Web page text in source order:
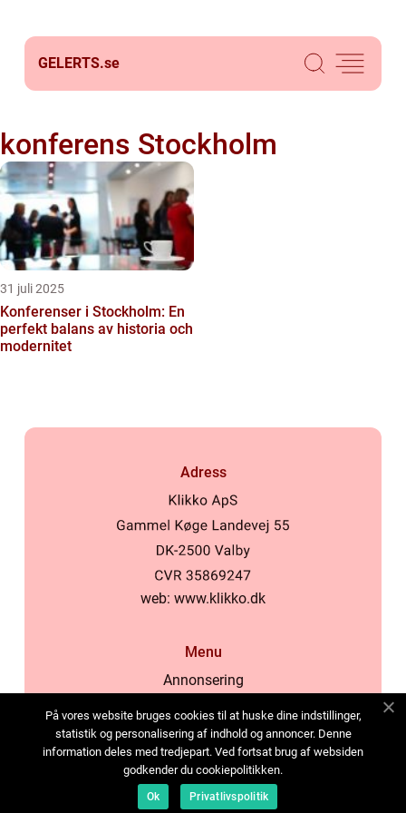
GELERTS.se
konferens Stockholm
31 juli 2025
Konferenser i Stockholm: En
perfekt balans av historia och
modernitet
Adress
web: www.klikko.dk
Menu
Annonsering
Cookies
Kontakta oss
Sitemap
På vores website bruges cookies til at huske dine indstillinger,
statistik og personalisering af indhold og annoncer. Denne
information deles med tredjepart. Ved fortsat brug af websiden
godkender du cookiepolitikken.
Ok Privatlivspolitik